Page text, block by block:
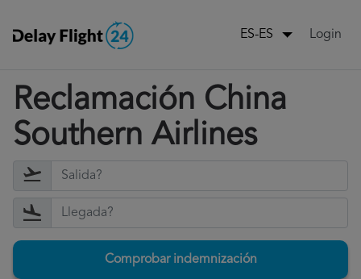
ES-ES Login
Reclamación China
Southern Airlines
Comprobar indemnización